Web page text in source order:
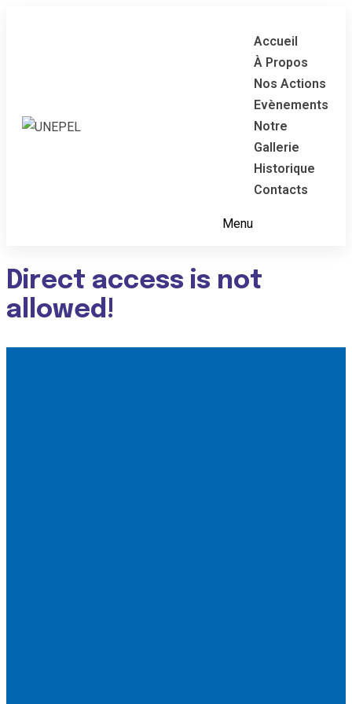
Accueil
À Propos
Nos Actions
Evènements
Notre
Gallerie
Historique
Contacts
Menu
Direct access is not
allowed!